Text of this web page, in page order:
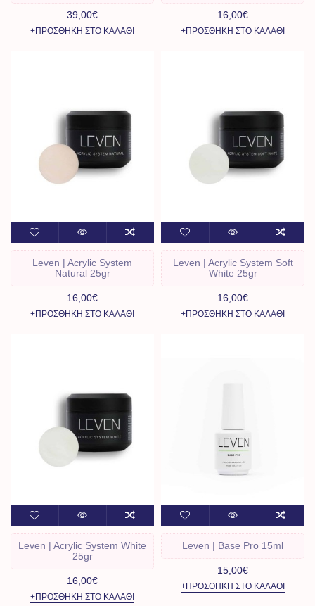
39,00€
+ΠΡΟΣΘΉΚΗ ΣΤΟ ΚΑΛΆΘΙ
16,00€
+ΠΡΟΣΘΉΚΗ ΣΤΟ ΚΑΛΆΘΙ
Leven | Acrylic System
Natural 25gr
16,00€
+ΠΡΟΣΘΉΚΗ ΣΤΟ ΚΑΛΆΘΙ
Leven | Acrylic System Soft
White 25gr
16,00€
+ΠΡΟΣΘΉΚΗ ΣΤΟ ΚΑΛΆΘΙ
Leven | Acrylic System White
25gr
16,00€
+ΠΡΟΣΘΉΚΗ ΣΤΟ ΚΑΛΆΘΙ
Leven | Base Pro 15ml
15,00€
+ΠΡΟΣΘΉΚΗ ΣΤΟ ΚΑΛΆΘΙ